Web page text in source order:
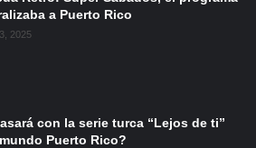
a Puerto Rico
2025
con la serie turca “Lejos de ti”
Puerto Rico?